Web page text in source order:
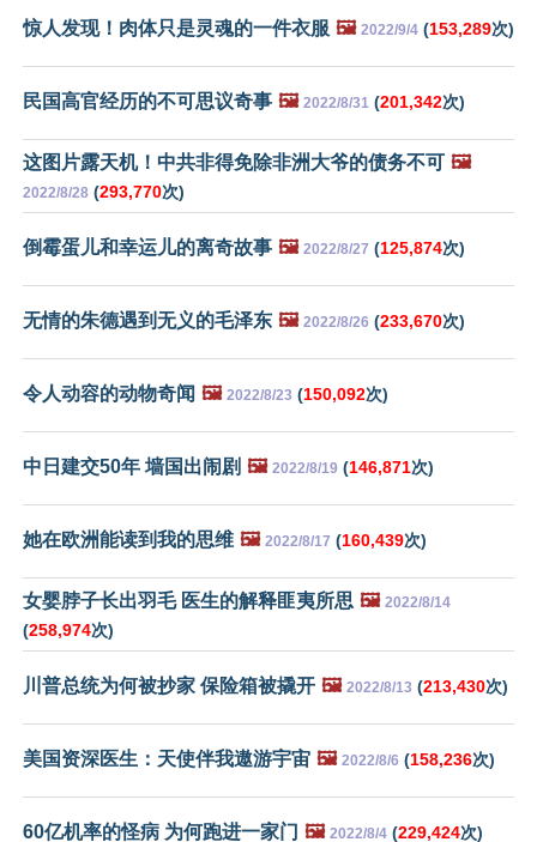
惊人发现！肉体只是灵魂的一件衣服 🖼️ 2022/9/4 (153,289次)
民国高官经历的不可思议奇事 🖼️ 2022/8/31 (201,342次)
这图片露天机！中共非得免除非洲大爷的债务不可 🖼️
2022/8/28 (293,770次)
倒霉蛋儿和幸运儿的离奇故事 🖼️ 2022/8/27 (125,874次)
无情的朱德遇到无义的毛泽东 🖼️ 2022/8/26 (233,670次)
令人动容的动物奇闻 🖼️ 2022/8/23 (150,092次)
中日建交50年 墙国出闹剧 🖼️ 2022/8/19 (146,871次)
她在欧洲能读到我的思维 🖼️ 2022/8/17 (160,439次)
女婴脖子长出羽毛 医生的解释匪夷所思 🖼️ 2022/8/14
(258,974次)
川普总统为何被抄家 保险箱被撬开 🖼️ 2022/8/13 (213,430次)
美国资深医生：天使伴我遨游宇宙 🖼️ 2022/8/6 (158,236次)
60亿机率的怪病 为何跑进一家门 🖼️ 2022/8/4 (229,424次)